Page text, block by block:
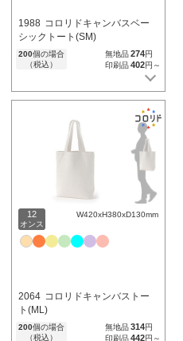
1988 コロリドキャンバスベー
シックトート(SM)
200個の場合
（税込）
無地品274円
印刷品402円～
12
オンス
W420xH380xD130mm
2064 コロリドキャンバストー
ト(ML)
200個の場合
（税込）
無地品314円
印刷品442円～